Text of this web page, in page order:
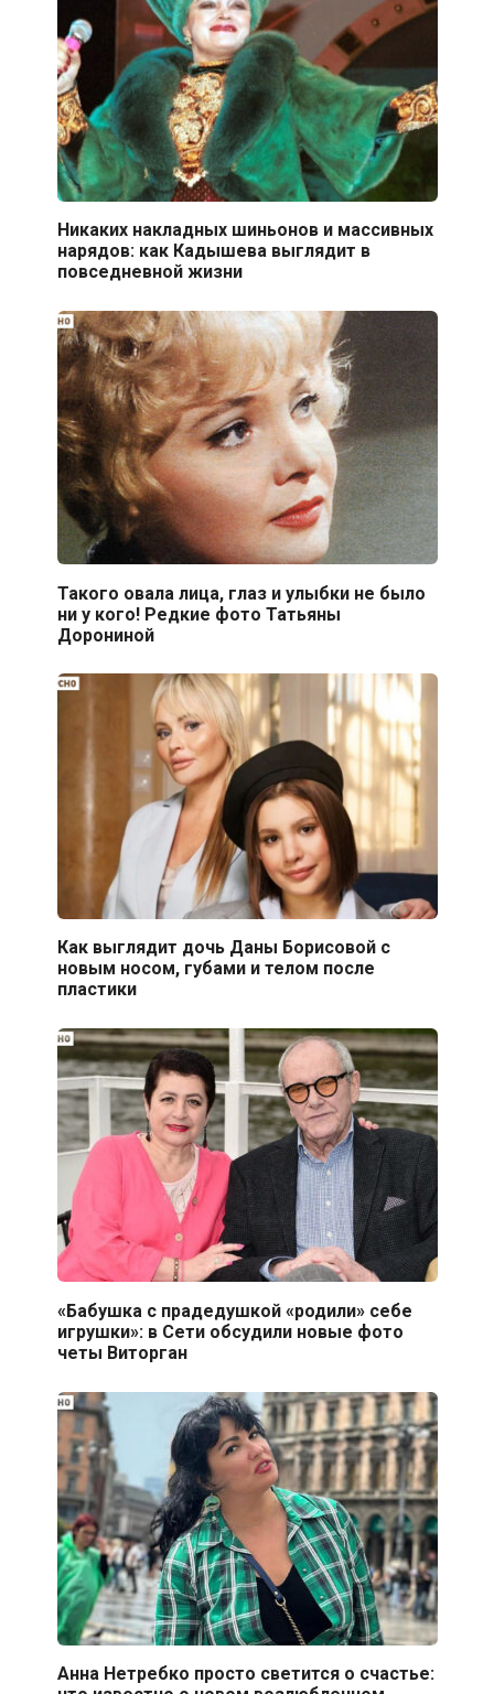
Никаких накладных шиньонов и массивных
нарядов: как Кадышева выглядит в
повседневной жизни
Такого овала лица, глаз и улыбки не было
ни у кого! Редкие фото Татьяны
Дорониной
Как выглядит дочь Даны Борисовой с
новым носом, губами и телом после
пластики
«Бабушка с прадедушкой «родили» себе
игрушки»: в Сети обсудили новые фото
четы Виторган
Анна Нетребко просто светится о счастье: